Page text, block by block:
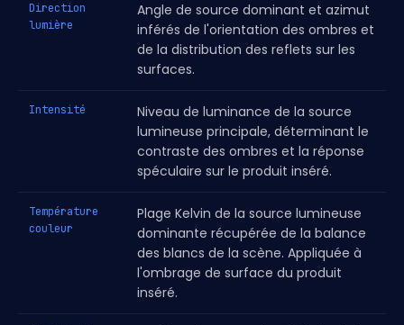
Direction
lumière
Angle de source dominant et azimut
inférés de l'orientation des ombres et
de la distribution des reflets sur les
surfaces.
Intensité
Niveau de luminance de la source
lumineuse principale, déterminant le
contraste des ombres et la réponse
spéculaire sur le produit inséré.
Température
couleur
Plage Kelvin de la source lumineuse
dominante récupérée de la balance
des blancs de la scène. Appliquée à
l'ombrage de surface du produit
inséré.